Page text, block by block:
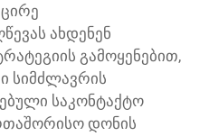
ახდენენ
გამოყენებით,
სიმძლავრის
საკონტაქტო
დონის